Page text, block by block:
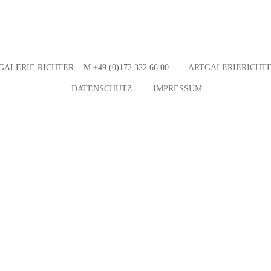
RICHTER M +49 (0)172 322 66 00
DATENSCHUTZ IMPRESSUM